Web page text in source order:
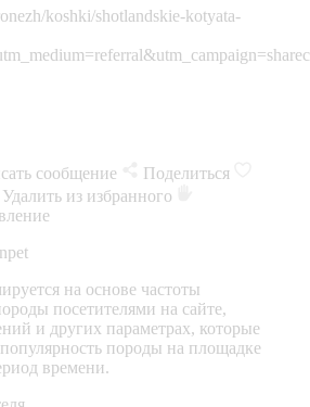
koshki/shotlandskie-kotyata-
сообщение
Поделиться
Удалить из избранного
на основе частоты
посетителями на сайте,
и других параметрах, которые
породы на площадке
времени.